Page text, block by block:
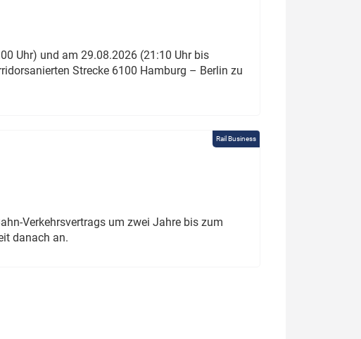
Uhr) und am 29.08.2026 (21:10 Uhr bis
Strecke 6100 Hamburg – Berlin zu
Rail Business
Verkehrsvertrags um zwei Jahre bis zum
danach an.